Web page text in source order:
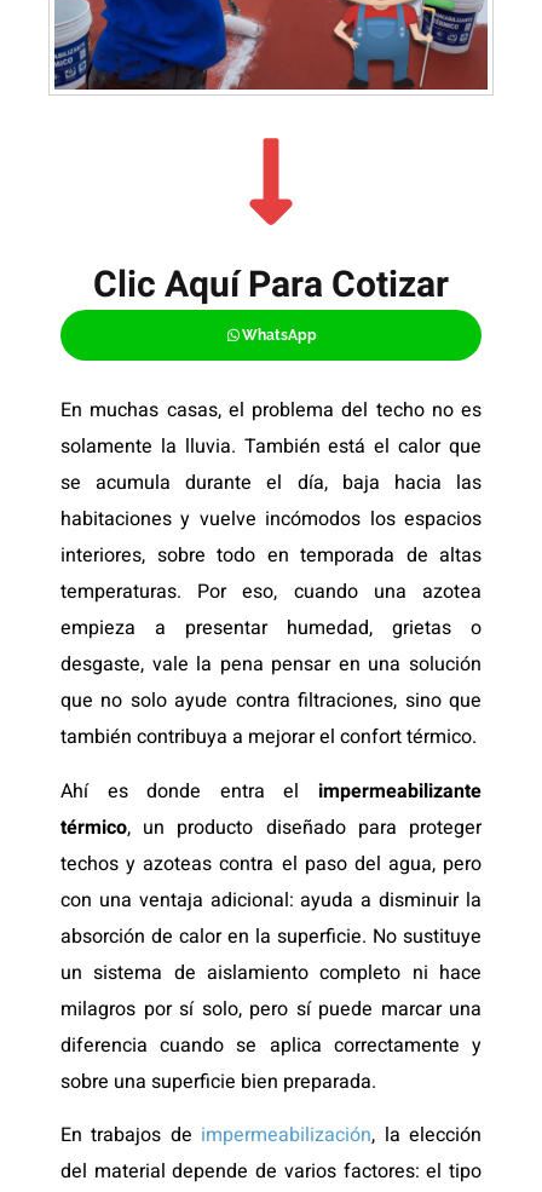
Clic Aquí Para Cotizar​
WhatsApp
En muchas casas, el problema del techo no es
solamente la lluvia. También está el calor que
se acumula durante el día, baja hacia las
habitaciones y vuelve incómodos los espacios
interiores, sobre todo en temporada de altas
temperaturas. Por eso, cuando una azotea
empieza a presentar humedad, grietas o
desgaste, vale la pena pensar en una solución
que no solo ayude contra filtraciones, sino que
también contribuya a mejorar el confort térmico.
Ahí es donde entra el impermeabilizante
térmico, un producto diseñado para proteger
techos y azoteas contra el paso del agua, pero
con una ventaja adicional: ayuda a disminuir la
absorción de calor en la superficie. No sustituye
un sistema de aislamiento completo ni hace
milagros por sí solo, pero sí puede marcar una
diferencia cuando se aplica correctamente y
sobre una superficie bien preparada.
En trabajos de impermeabilización, la elección
del material depende de varios factores: el tipo